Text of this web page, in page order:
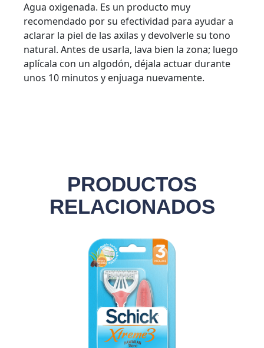
Agua oxigenada. Es un producto muy
recomendado por su efectividad para ayudar a
aclarar la piel de las axilas y devolverle su tono
natural. Antes de usarla, lava bien la zona; luego
aplícala con un algodón, déjala actuar durante
unos 10 minutos y enjuaga nuevamente.
PRODUCTOS
RELACIONADOS